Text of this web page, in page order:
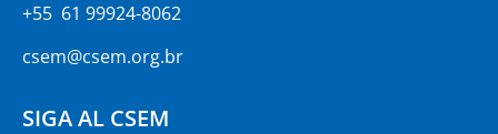
+55 61 99924-8062
csem@csem.org.br
SIGA AL CSEM